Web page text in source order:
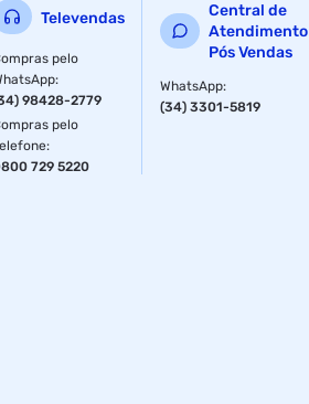
Televendas
pelo
:
98428-2779
pelo
:
729 5220
Central de
Atendimento
Pós Vendas
WhatsApp:
(34) 3301-5819